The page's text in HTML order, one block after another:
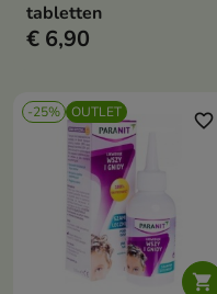
tabletten
€ 6,90
-25% OUTLET

favorite_border